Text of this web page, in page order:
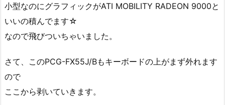
小型なのにグラフィックがATI MOBILITY RADEON 9000と
いいの積んでます☆
なので飛びついちゃいました。
さて、このPCG-FX55J/Bもキーボードの上がまず外れます
ので
ここから剥いていきます。